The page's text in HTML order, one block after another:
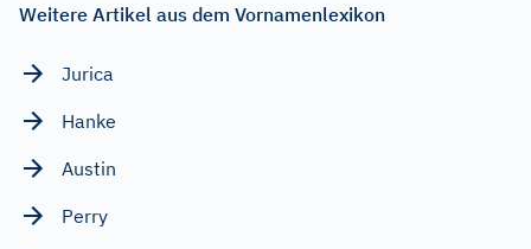
Weitere Artikel aus dem Vornamenlexikon
Jurica
Hanke
Austin
Perry